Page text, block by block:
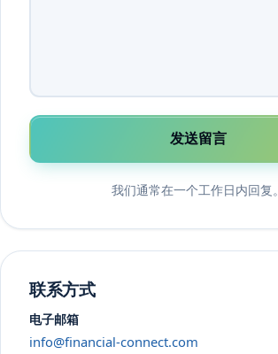
发送留言
我们通常在一个工作日内回复。
联系方式
电子邮箱
info@financial-connect.com